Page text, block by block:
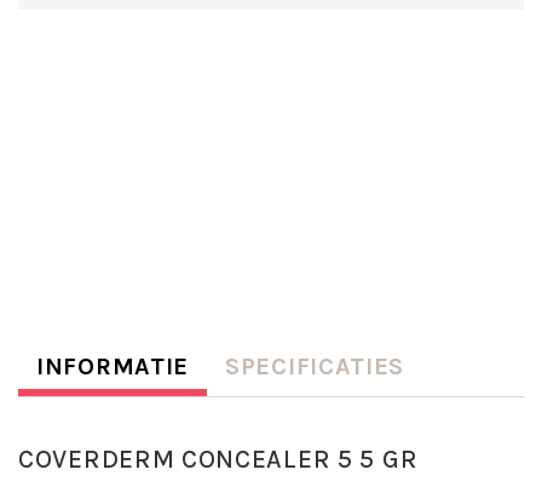
INFORMATIE SPECIFICATIES
COVERDERM CONCEALER 5 5 GR